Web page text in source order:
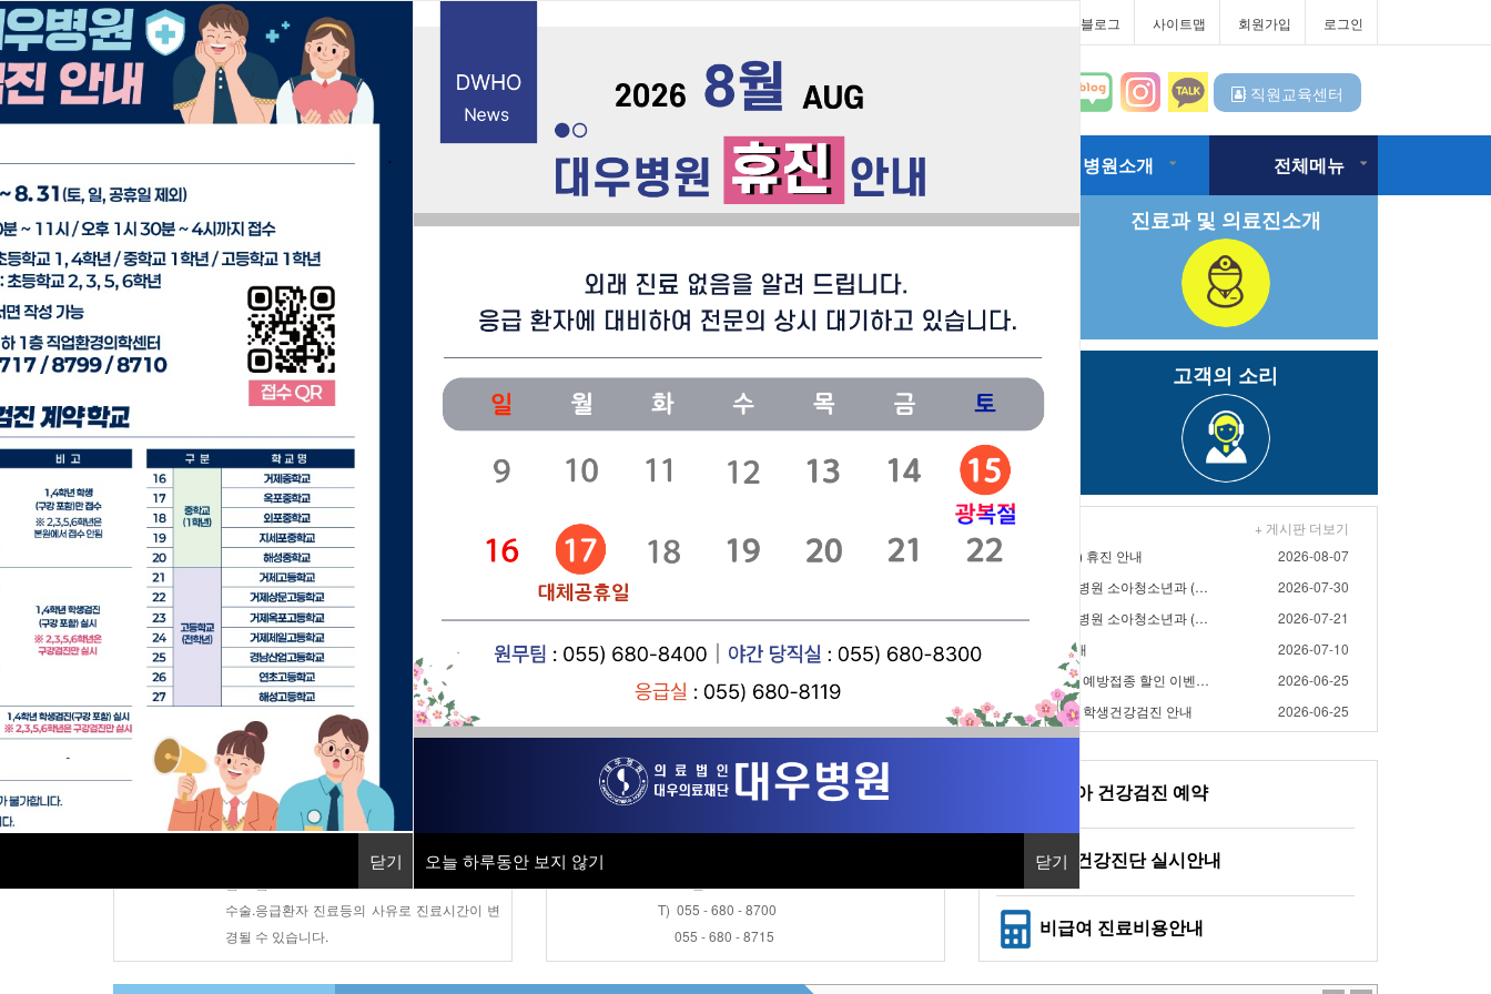
닫기 오늘 하루동안 보지 않기 닫기
닫기 오늘 하루동안 보지 않기 닫기
북마크 접속자 143 ( 대우병원블로그 사이트맵 회원가입 로그인
직원교육센터
HOME 진료안내 진료센터 이용안내 병원소식&공지 병원소개 전체메뉴
prev
진료과 및 의료진소개
고객의 소리
지역응급의료기관 근로자건강센터
직업환경의학센터 건강증진센터 진료협력센터
공지사항
채용공고
병원소식
+ 게시판 더보기
- 8/15(토), 8/17(월) 휴진 안내
2026-08-07
- 2026년 8월 대우병원 소아청소년과 (영유아검진) 검…
2026-07-30
- 2026년 7월 대우병원 소아청소년과 (영유아검진) 검…
2026-07-21
- 7/17(금) 휴진 안내
2026-07-10
- 2026년 대우병원 예방접종 할인 이벤트 연장 안내
2026-06-25
- 2026년 대우병원 학생건강검진 안내
2026-06-25
진료시간안내
평 일 : AM 08:30 ~ PM 17:30
토 요 일 : AM 08:30 ~ PM 12:30
수술.응급환자 진료등의 사유로 진료시간이 변
경될 수 있습니다.
채용검진 접수안내
오 전 : AM 08:30 ~ AM 11:30
T) 055 - 680 - 8700
055 - 680 - 8715
영유아 건강검진 예약
일반건강진단 실시안내
비급여 진료비용안내